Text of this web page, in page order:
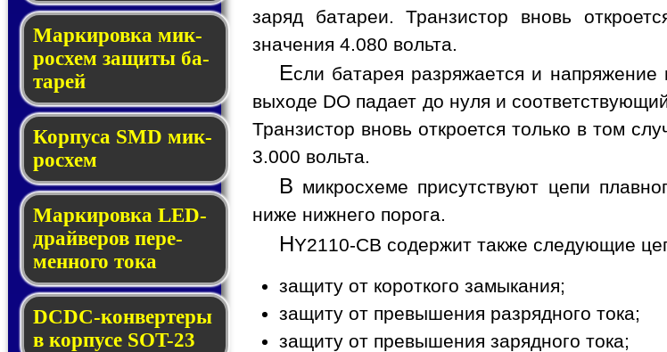
Мар­ки­ров­ка мик­
ро­схем за­щи­ты ба­
та­рей
Корпуса SMD мик­
ро­схем
Маркировка LED-
драй­ве­ров пе­ре­
мен­но­го то­ка
DCDC-кон­вер­те­ры
в кор­пу­се SOT-23
заряд батареи. Транзистор вновь
значения 4.080 вольта.
Если батарея разряжается и
выходе DO падает до нуля и
Транзистор вновь откроется только в том
3.000 вольта.
В микросхеме присутствуют цепи
ниже нижнего порога.
HY2110-CB содержит также следующие
защиту от короткого замыкания;
защиту от превышения разрядного тока;
защиту от превышения зарядного тока;